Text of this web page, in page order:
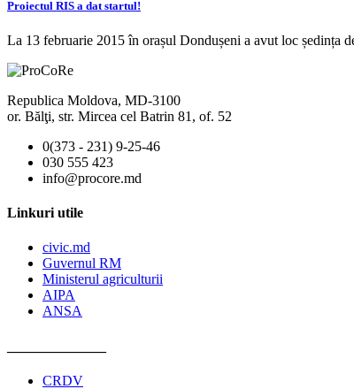
Proiectul RIS a dat startul!
La 13 februarie 2015 în orașul Dondușeni a avut loc
Republica Moldova, MD-3100
or. Bălţi, str. Mircea cel Batrin 81, of. 52
0(373 - 231) 9-25-46
030 555 423
info@procore.md
Linkuri utile
civic.md
Guvernul RM
Ministerul agriculturii
AIPA
ANSA
CRDV